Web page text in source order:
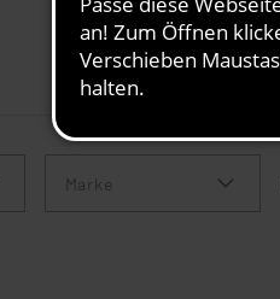
Marke